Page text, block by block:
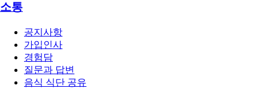
소통
공지사항
가입인사
경험담
질문과 답변
음식 식단 공유